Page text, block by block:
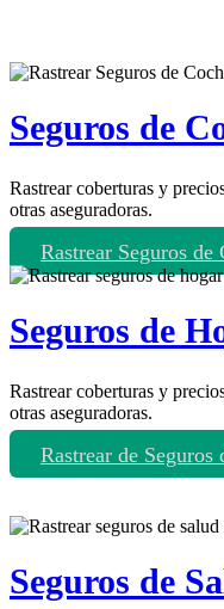
Seguros de
Rastrear coberturas y
otras aseguradoras.
Rastrear Seguros de
Seguros de
Rastrear coberturas y
otras aseguradoras.
Rastrear de Seguros
Seguros de